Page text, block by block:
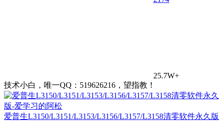
25.7W+
技术小白，唯一QQ：519626216，望指教！
爱普生L3150/L3151/L3153/L3156/L3157/L3158清零软件永久版